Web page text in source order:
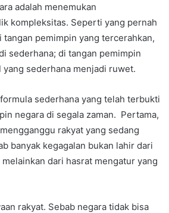
adalah menemukan
kompleksitas. Seperti yang pernah
tangan pemimpin yang tercerahkan,
sederhana; di tangan pemimpin
sederhana menjadi ruwet.
sederhana yang telah terbukti
negara di segala zaman. Pertama,
rakyat yang sedang
banyak kegagalan bukan lahir dari
dari hasrat mengatur yang
rakyat. Sebab negara tidak bisa